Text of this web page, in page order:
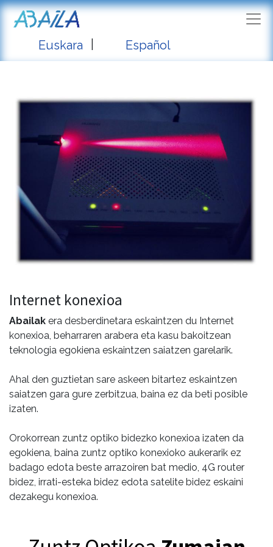
Euskara Español
Internet konexioa
Abailak era desberdinetara eskaintzen du Internet
konexioa, beharraren arabera eta kasu bakoitzean
teknologia egokiena eskaintzen saiatzen garelarik.
Ahal den guztietan sare askeen bitartez eskaintzen
saiatzen gara gure zerbitzua, baina ez da beti posible
izaten.
Orokorrean zuntz optiko bidezko konexioa izaten da
egokiena, baina zuntz optiko konexioko aukerarik ez
badago edota beste arrazoiren bat medio, 4G router
bidez, irrati-esteka bidez edota satelite bidez eskaini
dezakegu konexioa.